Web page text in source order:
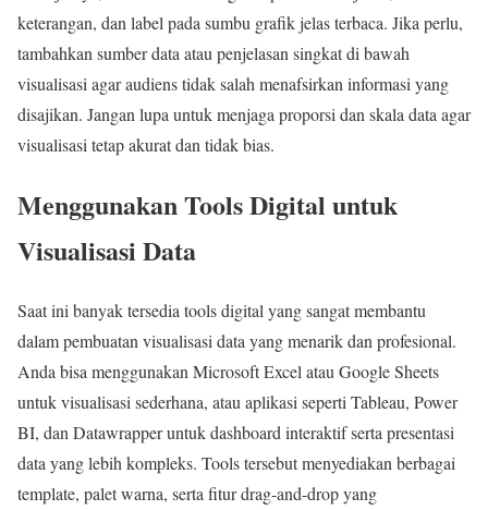
keterangan, dan label pada sumbu grafik jelas terbaca. Jika perlu,
tambahkan sumber data atau penjelasan singkat di bawah
visualisasi agar audiens tidak salah menafsirkan informasi yang
disajikan. Jangan lupa untuk menjaga proporsi dan skala data agar
visualisasi tetap akurat dan tidak bias.
Menggunakan Tools Digital untuk
Visualisasi Data
Saat ini banyak tersedia tools digital yang sangat membantu
dalam pembuatan visualisasi data yang menarik dan profesional.
Anda bisa menggunakan Microsoft Excel atau Google Sheets
untuk visualisasi sederhana, atau aplikasi seperti Tableau, Power
BI, dan Datawrapper untuk dashboard interaktif serta presentasi
data yang lebih kompleks. Tools tersebut menyediakan berbagai
template, palet warna, serta fitur drag-and-drop yang